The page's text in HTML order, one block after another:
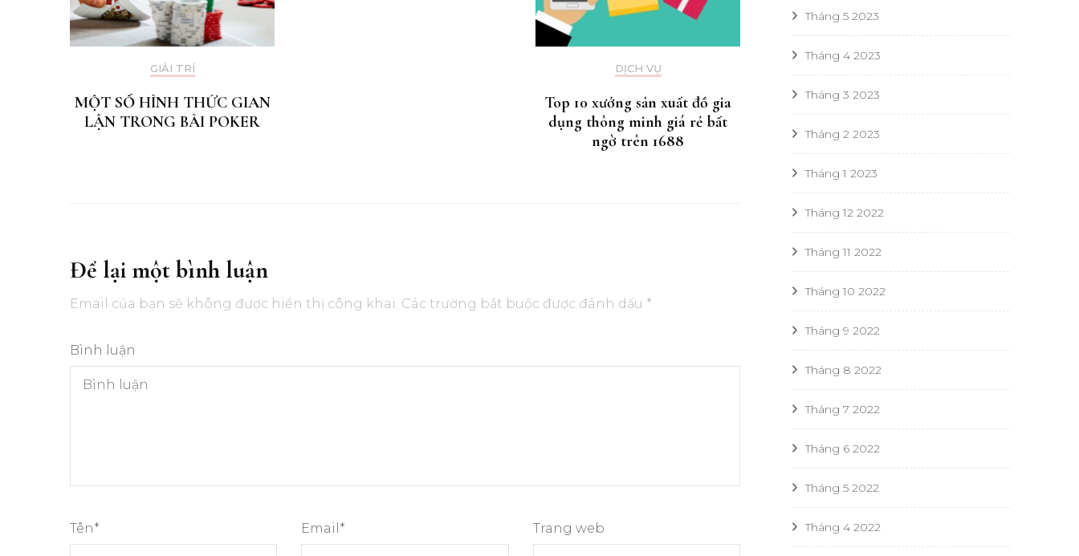
GIẢI TRÍ
MỘT SỐ HÌNH THỨC GIAN
LẬN TRONG BÀI POKER
DỊCH VỤ
Top 10 xưởng sản xuất đồ gia
dụng thông minh giá rẻ bất
ngờ trên 1688
Để lại một bình luận
Email của bạn sẽ không được hiển thị công khai. Các trường bắt buộc được đánh dấu *
Bình luận
Tên* Email * Trang web
Tháng 5 2023
Tháng 4 2023
Tháng 3 2023
Tháng 2 2023
Tháng 1 2023
Tháng 12 2022
Tháng 11 2022
Tháng 10 2022
Tháng 9 2022
Tháng 8 2022
Tháng 7 2022
Tháng 6 2022
Tháng 5 2022
Tháng 4 2022